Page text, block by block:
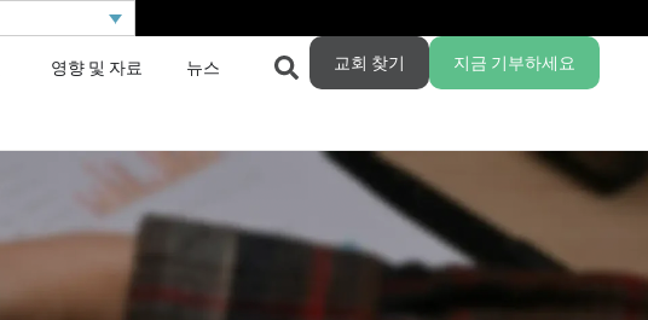
영향 및 자료 뉴스 교회 찾기 지금 기부하세요